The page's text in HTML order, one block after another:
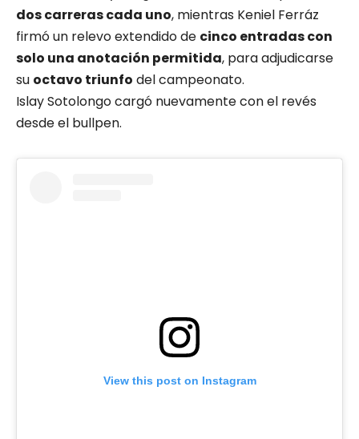
dos carreras cada uno, mientras Keniel Ferráz
firmó un relevo extendido de cinco entradas con
solo una anotación permitida, para adjudicarse
su octavo triunfo del campeonato.
Islay Sotolongo cargó nuevamente con el revés
desde el bullpen.
View this post on Instagram